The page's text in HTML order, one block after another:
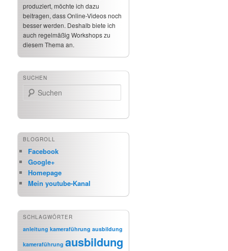
produziert, möchte ich dazu
beitragen, dass Online-Videos noch
besser werden. Deshalb biete ich
auch regelmäßig Workshops zu
diesem Thema an.
SUCHEN
Suchen
BLOGROLL
Facebook
Google+
Homepage
Mein youtube-Kanal
SCHLAGWÖRTER
anleitung kameraführung ausbildung
kameraführung ausbildung